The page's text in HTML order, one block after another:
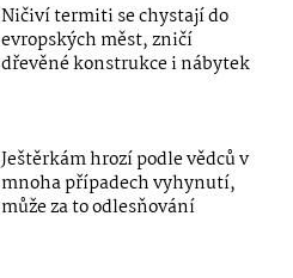
Ničiví termiti se chystají do
evropských měst, zničí
dřevěné konstrukce i nábytek
Ještěrkám hrozí podle vědců v
mnoha případech vyhynutí,
může za to odlesňování